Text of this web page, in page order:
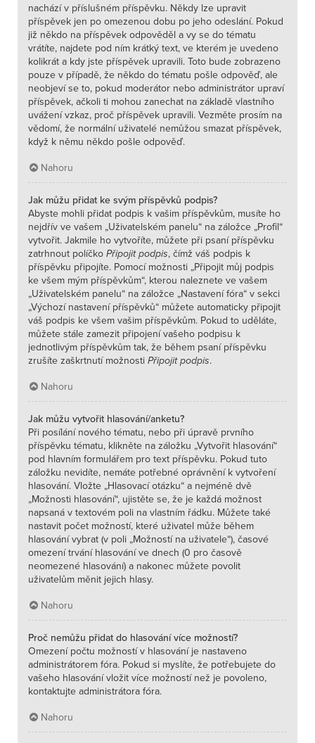
nachází v příslušném příspěvku. Někdy lze upravit
příspěvek jen po omezenou dobu po jeho odeslání. Pokud
již někdo na příspěvek odpověděl a vy se do tématu
vrátíte, najdete pod ním krátký text, ve kterém je uvedeno
kolikrát a kdy jste příspěvek upravili. Toto bude zobrazeno
pouze v případě, že někdo do tématu pošle odpověď, ale
neobjeví se to, pokud moderátor nebo administrátor upraví
příspěvek, ačkoli ti mohou zanechat na základě vlastního
uvážení vzkaz, proč příspěvek upravili. Vezměte prosím na
vědomí, že normální uživatelé nemůžou smazat příspěvek,
když k němu někdo pošle odpověď.
Nahoru
Jak můžu přidat ke svým příspěvků podpis?
Abyste mohli přidat podpis k vašim příspěvkům, musíte ho
nejdřív ve vašem „Uživatelském panelu“ na záložce „Profil“
vytvořit. Jakmile ho vytvoříte, můžete při psaní příspěvku
zatrhnout políčko Připojit podpis, čímž váš podpis k
příspěvku připojíte. Pomocí možnosti „Připojit můj podpis
ke všem mým příspěvkům“, kterou naleznete ve vašem
„Uživatelském panelu“ na záložce „Nastavení fóra“ v sekci
„Výchozí nastavení příspěvků“ můžete automaticky připojit
váš podpis ke všem vašim příspěvkům. Pokud to uděláte,
můžete stále zamezit připojení vašeho podpisu k
jednotlivým příspěvkům tak, že během psaní příspěvku
zrušíte zaškrtnutí možnosti Připojit podpis.
Nahoru
Jak můžu vytvořit hlasování/anketu?
Při posílání nového tématu, nebo při úpravě prvního
příspěvku tématu, klikněte na záložku „Vytvořit hlasování“
pod hlavním formulářem pro text příspěvku. Pokud tuto
záložku nevidíte, nemáte potřebné oprávnění k vytvoření
hlasování. Vložte „Hlasovací otázku“ a nejméně dvě
„Možnosti hlasování“, ujistěte se, že je každá možnost
napsaná v textovém poli na vlastním řádku. Můžete také
nastavit počet možností, které uživatel může během
hlasování vybrat (v poli „Možností na uživatele“), časové
omezení trvání hlasování ve dnech (0 pro časově
neomezené hlasování) a nakonec můžete povolit
uživatelům měnit jejich hlasy.
Nahoru
Proč nemůžu přidat do hlasování více možností?
Omezení počtu možností v hlasování je nastaveno
administrátorem fóra. Pokud si myslíte, že potřebujete do
vašeho hlasování vložit více možností než je povoleno,
kontaktujte administrátora fóra.
Nahoru